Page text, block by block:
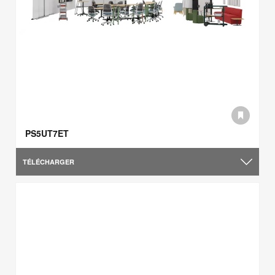
PS5UT7ET
TÉLÉCHARGER